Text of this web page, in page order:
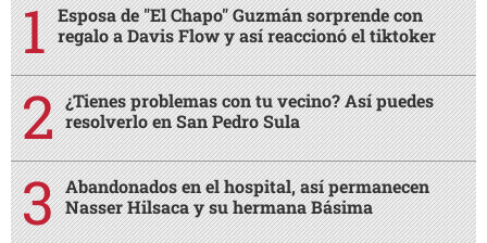
Esposa de "El Chapo" Guzmán sorprende con
regalo a Davis Flow y así reaccionó el tiktoker
¿Tienes problemas con tu vecino? Así puedes
resolverlo en San Pedro Sula
Abandonados en el hospital, así permanecen
Nasser Hilsaca y su hermana Básima